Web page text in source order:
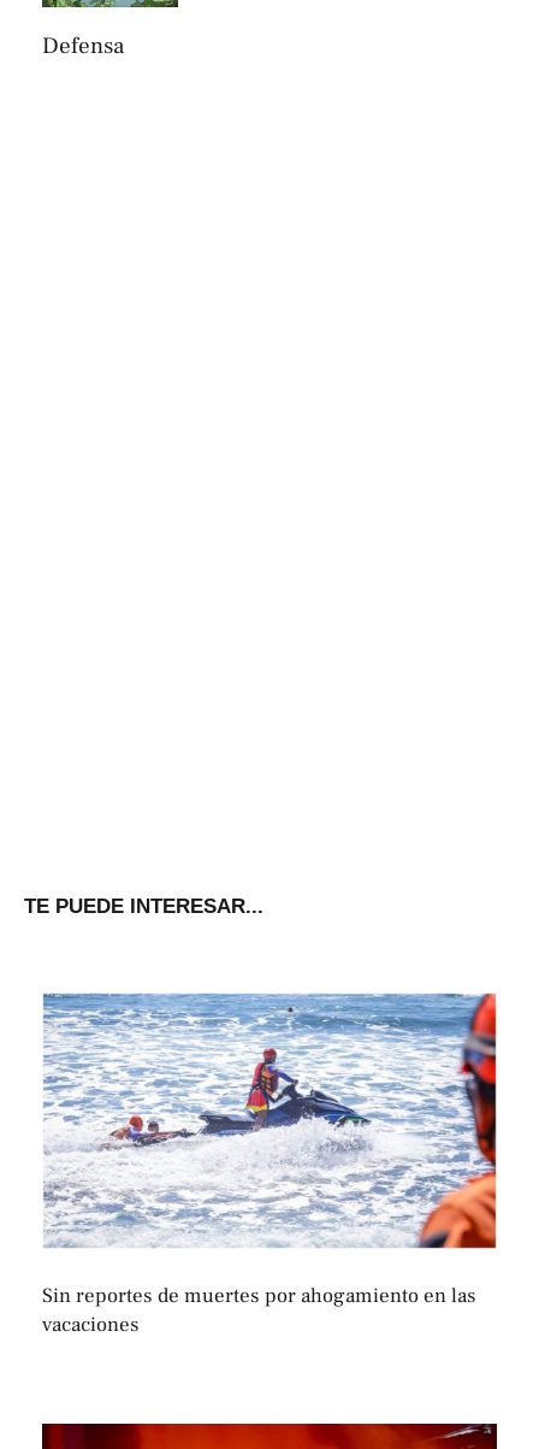
Defensa
TE PUEDE INTERESAR...
Sin reportes de muertes por ahogamiento en las
vacaciones